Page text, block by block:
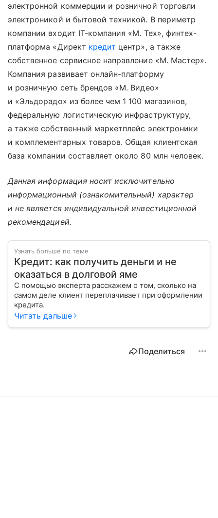
электронной коммерции и розничной торговли
электроникой и бытовой техникой. В периметр
компании входит IT-компания «М. Тех», финтех-
платформа «Директ кредит центр», а также
собственное сервисное направление «М. Мастер».
Компания развивает онлайн-платформу
и розничную сеть брендов «М. Видео»
и «Эльдорадо» из более чем 1 100 магазинов,
федеральную логистическую инфраструктуру,
а также собственный маркетплейс электроники
и комплементарных товаров. Общая клиентская
база компании составляет около 80 млн человек.
Данная информация носит исключительно
информационный (ознакомительный) характер
и не является индивидуальной инвестиционной
рекомендацией.
Узнать больше по теме
Кредит: как получить деньги и не
оказаться в долговой яме
С помощью эксперта расскажем о том, сколько на
самом деле клиент переплачивает при оформлении
кредита.
Читать дальше
Поделиться